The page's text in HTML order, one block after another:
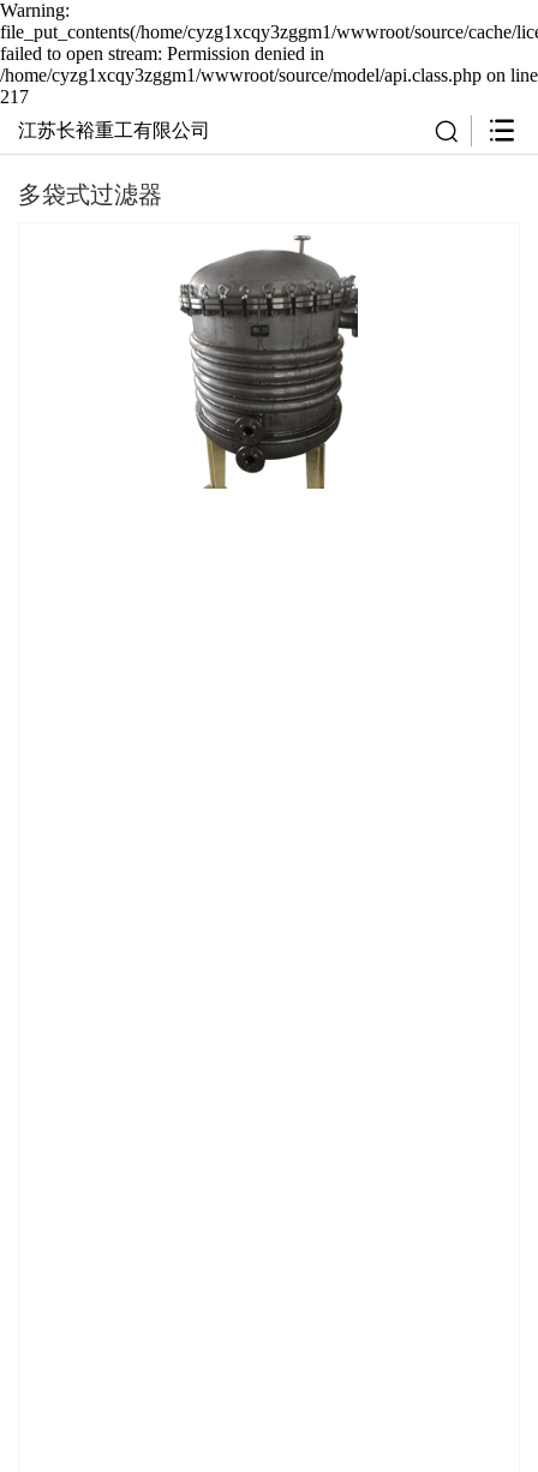
Warning:
file_put_contents(/home/cyzg1xcqy3zggm1/wwwroot/source/cache/
failed to open stream: Permission denied in
/home/cyzg1xcqy3zggm1/wwwroot/source/model/api.class.php on line
217
江苏长裕重工有限公司
多袋式过滤器